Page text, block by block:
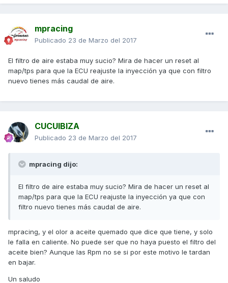
mpracing
Publicado 23 de Marzo del 2017
El filtro de aire estaba muy sucio? Mira de hacer un reset al
map/tps para que la ECU reajuste la inyección ya que con filtro
nuevo tienes más caudal de aire.
CUCUIBIZA
Publicado 23 de Marzo del 2017
mpracing dijo:
El filtro de aire estaba muy sucio? Mira de hacer un reset al
map/tps para que la ECU reajuste la inyección ya que con
filtro nuevo tienes más caudal de aire.
mpracing, y el olor a aceite quemado que dice que tiene, y solo
le falla en caliente. No puede ser que no haya puesto el filtro del
aceite bien? Aunque las Rpm no se si por este motivo le tardan
en bajar.
Un saludo